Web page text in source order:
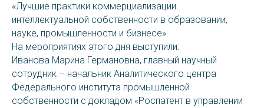
«Лучшие практики коммерциализации
интеллектуальной собственности в образовании,
науке, промышленности и бизнесе».
На мероприятиях этого дня выступили:
Иванова Марина Германовна, главный научный
сотрудник – начальник Аналитического центра
Федерального института промышленной
собственности с докладом «Роспатент в управлении